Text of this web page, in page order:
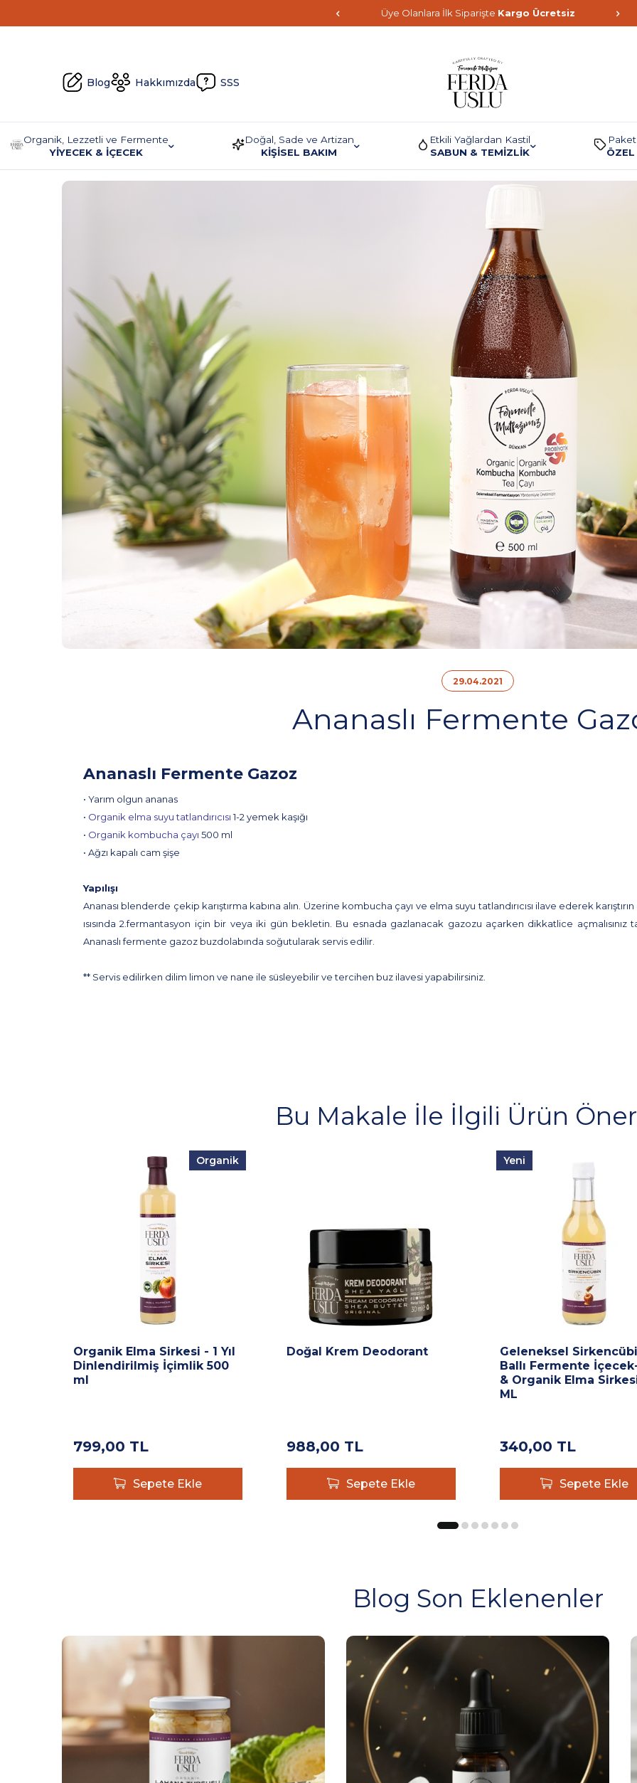
Üye Olanlara İlk Siparişte Kargo Ücretsiz
Blog Hakkımızda SSS
Organik, Lezzetli ve Fermente
YİYECEK & İÇECEK
Doğal, Sade ve Artizan
KİŞİSEL BAKIM
Etkili Yağlardan Kastil
SABUN & TEMİZLİK
ÖZEL
29.04.2021
Ananaslı Fermente
Ananaslı Fermente Gazoz
• Yarım olgun ananas
• Organik elma suyu tatlandırıcısı1-2 yemek kaşığı
• Organik kombucha çayı 500 ml
• Ağzı kapalı cam şişe
Yapılışı
Ananası blenderde çekip karıştırma kabına alın. Üzerine kombucha çayı ve elma suyu tatlandırıcısı ilave ederek
ısısında 2.fermantasyon için bir veya iki gün bekletin. Bu esnada gazlanacak gazozu açarken dikkatlice
Ananaslı fermente gazoz buzdolabında soğutularak servis edilir.
** Servis edilirken dilim limon ve nane ile süsleyebilir ve tercihen buz ilavesi yapabilirsiniz.
Bu Makale İle İlgili Ürün
Organik
Organik Elma Sirkesi - 1 Yıl
Dinlendirilmiş İçimlik 500
ml
799,00 TL
Sepete Ekle
Doğal Krem Deodorant
988,00 TL
Sepete Ekle
Yeni
Geleneksel
Ballı Fermente
& Organik Elma
ML
340,00 TL
Sepete Ekle
Blog Son Eklenenler